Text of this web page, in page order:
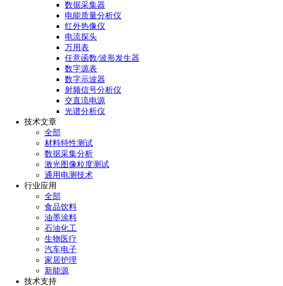
数据采集器
电能质量分析仪
红外热像仪
电流探头
万用表
任意函数/波形发生器
数字源表
数字示波器
射频信号分析仪
交直流电源
光谱分析仪
技术文章
全部
材料特性测试
数据采集分析
激光图像粒度测试
通用电测技术
行业应用
全部
食品饮料
油墨涂料
石油化工
生物医疗
汽车电子
家居护理
新能源
技术支持